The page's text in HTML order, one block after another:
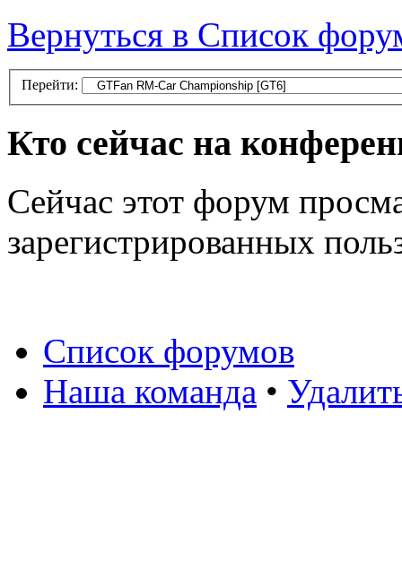
Вернуться в Список
Перейти:
Кто сейчас на
Сейчас этот форум
зарегистрированных
Список форумов
Наша команда •